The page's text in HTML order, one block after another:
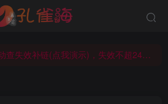
失效补链(点我演示)，失效不超24小时，
失效补链(点我演示)，失效不超24小时，